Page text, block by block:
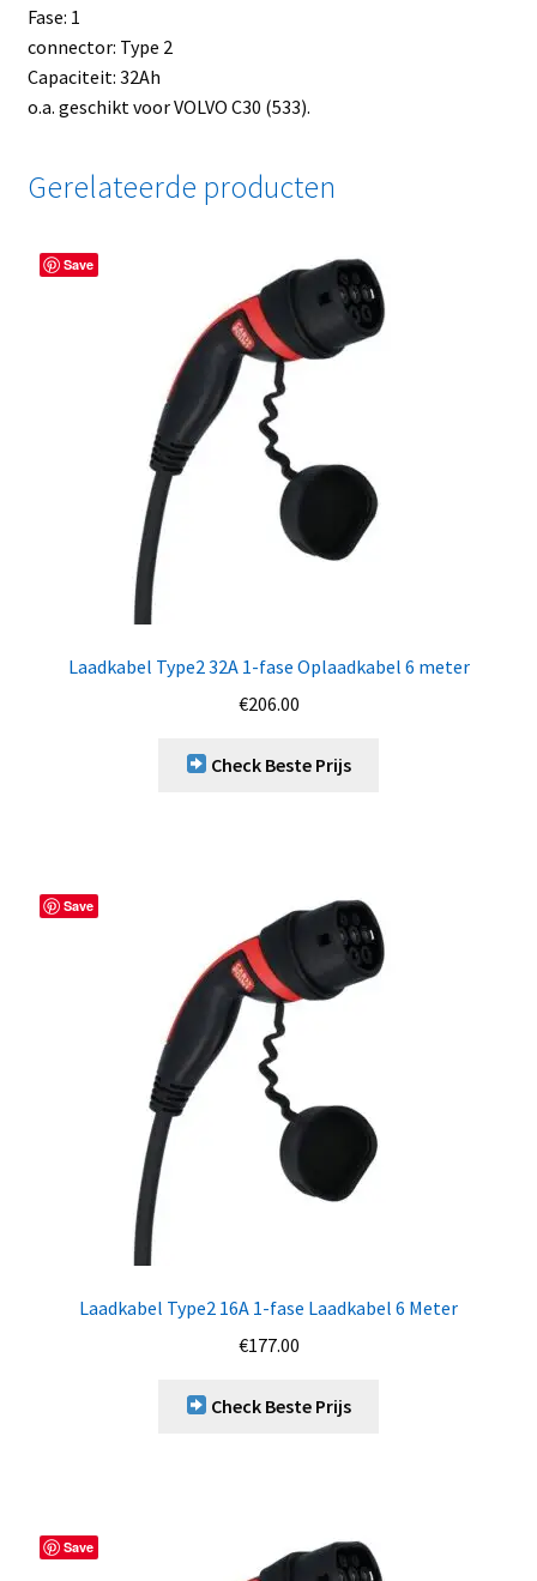
Fase: 1
connector: Type 2
Capaciteit: 32Ah
o.a. geschikt voor VOLVO C30 (533).
Gerelateerde producten
Save
Laadkabel Type2 32A 1-fase Oplaadkabel 6 meter
€206.00
Check Beste Prijs
Save
Laadkabel Type2 16A 1-fase Laadkabel 6 Meter
€177.00
Check Beste Prijs
Save